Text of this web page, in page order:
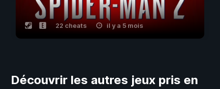
22 cheats il y a 5 mois
Découvrir les autres jeux pris en